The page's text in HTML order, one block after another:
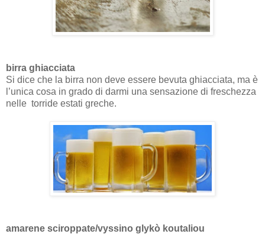
birra ghiacciata
Si dice che la birra non deve essere bevuta ghiacciata, ma è
l’unica cosa in grado di darmi una sensazione di freschezza
nelle torride estati greche.
amarene sciroppate/vyssino glykò koutaliou